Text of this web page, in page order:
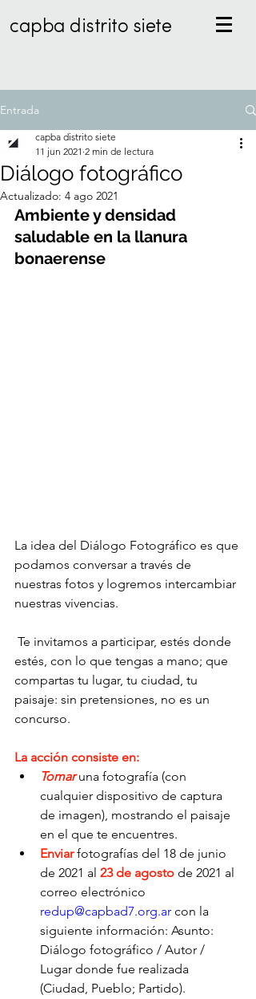
capba distrito siete
Entrada
Diálogo fotográfico
capba distrito siete
11 jun 2021 2 min de lectura
Actualizado: 4 ago 2021
Ambiente y densidad
saludable en la llanura
bonaerense
La idea del Diálogo Fotográfico es que
podamos conversar a través de
nuestras fotos y logremos intercambiar
nuestras vivencias.
estés, con lo que tengas a mano; que
compartas tu lugar, tu ciudad, tu
paisaje: sin pretensiones, no es un
concurso.
La acción consiste en:
Tomar una fotografía (con
cualquier dispositivo de captura
de imagen), mostrando el paisaje
en el que te encuentres.
Enviar fotografías del 18 de junio
de 2021 al 23 de agosto de 2021 al
correo electrónico
redup@capbad7.org.ar con la
siguiente información: Asunto:
Diálogo fotográfico / Autor /
Lugar donde fue realizada
(Ciudad, Pueblo; Partido).